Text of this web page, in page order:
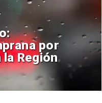
por
Región